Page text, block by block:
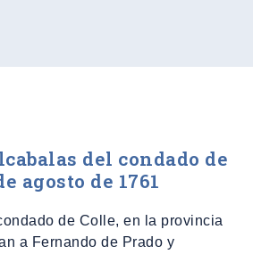
del condado de
agosto de 1761
de Colle, en la provincia
a Fernando de Prado y